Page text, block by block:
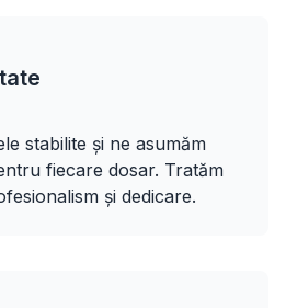
stabilite și ne asumăm
fiecare dosar. Tratăm
și dedicare.